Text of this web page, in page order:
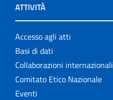
ATTIVITÀ
Accesso agli atti
Basi di dati
Collaborazioni internazionali
Comitato Etico Nazionale
Eventi